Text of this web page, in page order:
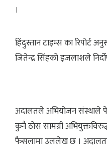
।
हिंदुस्तान टाइम्स का रिपोर्ट
जितेन्द्र सिंहको इजलाशले
अदालतले अभियोजन संस्थाले
कुनै ठोस सामग्री
फैसलामा उललेख छ ।